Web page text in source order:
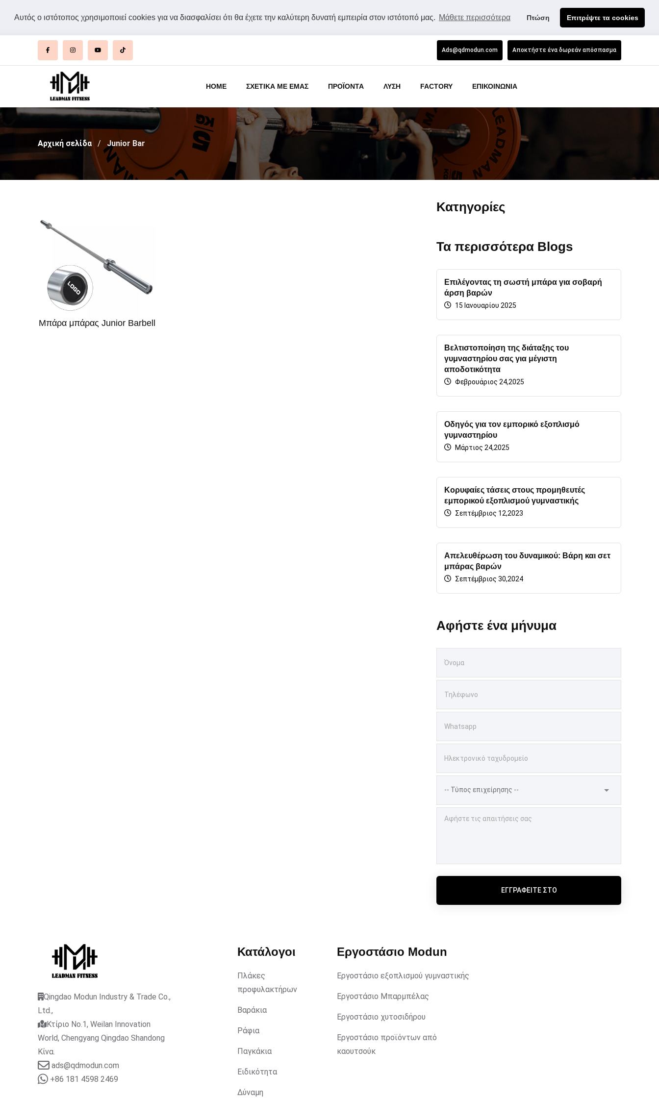
Αυτός ο ιστότοπος χρησιμοποιεί cookies για να διασφαλίσει ότι θα έχετε την καλύτερη δυνατή εμπειρία στον ιστότοπό μας. Μάθετε περισσότερα Πτώση Επιτρέψτε τα cookies
Ads@qdmodun.com Αποκτήστε ένα δωρεάν απόσπασμα
HOME ΣΧΕΤΙΚΑ ΜΕ ΕΜΑΣ ΠΡΟΪΟΝΤΑ ΛΥΣΗ FACTORY ΕΠΙΚΟΙΝΩΝΙΑ
Αρχική σελίδα Junior Bar
Μπάρα μπάρας Junior Barbell
Κατηγορίες
Τα περισσότερα Blogs
Επιλέγοντας τη σωστή μπάρα για σοβαρή
άρση βαρών
15 Ιανουαρίου 2025
Βελτιστοποίηση της διάταξης του
γυμναστηρίου σας για μέγιστη
αποδοτικότητα
Φεβρουάριος 24,2025
Οδηγός για τον εμπορικό εξοπλισμό
γυμναστηρίου
Μάρτιος 24,2025
Κορυφαίες τάσεις στους προμηθευτές
εμπορικού εξοπλισμού γυμναστικής
Σεπτέμβριος 12,2023
Απελευθέρωση του δυναμικού: Βάρη και σετ
μπάρας βαρών
Σεπτέμβριος 30,2024
Αφήστε ένα μήνυμα
ΕΓΓΡΑΦΕΊΤΕ ΣΤΟ
Qingdao Modun Industry & Trade Co.,
Ltd.,
Κτίριο No.1, Weilan Innovation
World, Chengyang Qingdao Shandong
Κίνα.
ads@qdmodun.com
+86 181 4598 2469
Κατάλογοι
Πλάκες
προφυλακτήρων
Βαράκια
Ράφια
Παγκάκια
Ειδικότητα
Δύναμη
Εργοστάσιο Modun
Εργοστάσιο εξοπλισμού γυμναστικής
Εργοστάσιο Μπαρμπέλας
Εργοστάσιο χυτοσιδήρου
Εργοστάσιο προϊόντων από
καουτσούκ